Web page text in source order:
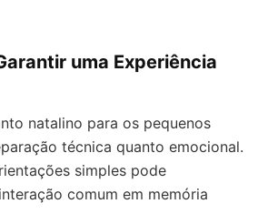
uma Experiência
natalino para os pequenos
técnica quanto emocional.
simples pode
comum em memória